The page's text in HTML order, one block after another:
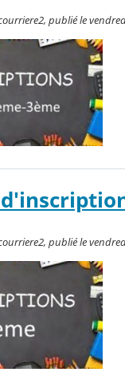
publié le
publié le